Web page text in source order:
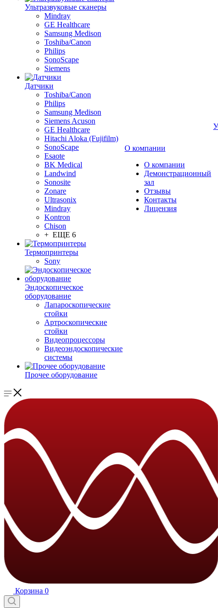
Ультразвуковые сканеры
Mindray
GE Healthcare
Samsung Medison
Toshiba/Canon
Philips
SonoScape
Siemens
Датчики
Toshiba/Canon
Philips
Samsung Medison
Siemens Acuson
GE Healthcare
Hitachi Aloka (Fujifilm)
SonoScape
Esaote
BK Medical
Landwind
Sonosite
Zonare
Ultrasonix
Mindray
Kontron
Chison
+ ЕЩЕ 6
Термопринтеры
Sony
Эндоскопическое
оборудование
Лапароскопические
стойки
Артроскопические
стойки
Видеопроцессоры
Видеоэндоскопические
системы
Прочее оборудование
О компании
О компании
Демонстрационный
зал
Отзывы
Контакты
Лицензия
Корзина 0